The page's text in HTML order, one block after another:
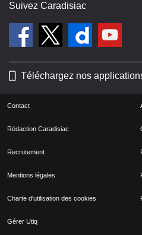
Suivez Caradisiac
Téléchargez nos
Contact
Rédaction Caradisiac
Recrutement
Mentions légales
Charte d'utilisation des cookies
Gérer Utiq